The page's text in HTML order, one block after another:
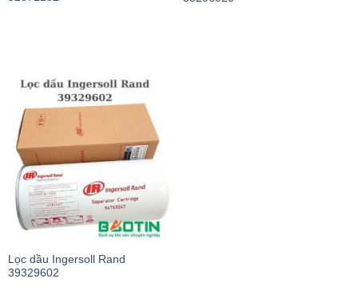
Lọc dầu Ingersoll Rand
39329602